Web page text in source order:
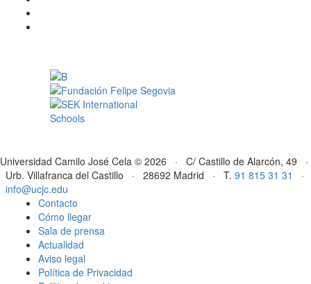
Universidad Camilo José Cela © 2026 · C/ Castillo de Alarcón, 49 ·
Urb. Villafranca del Castillo · 28692 Madrid · T. 91 815 31 31
·
info@ucjc.edu
Contacto
Cómo llegar
Sala de prensa
Actualidad
Aviso legal
Política de Privacidad